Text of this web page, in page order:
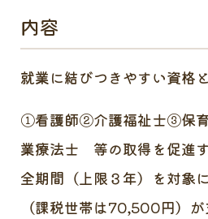
内容
就業に結びつきやすい資格
①看護師②介護福祉士③保
業療法士 等の取得を促進
全期間（上限３年）を対象
（課税世帯は70,500円）が